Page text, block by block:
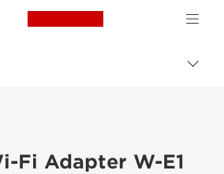
Canon Logo, back
Fi Adapter W-E1